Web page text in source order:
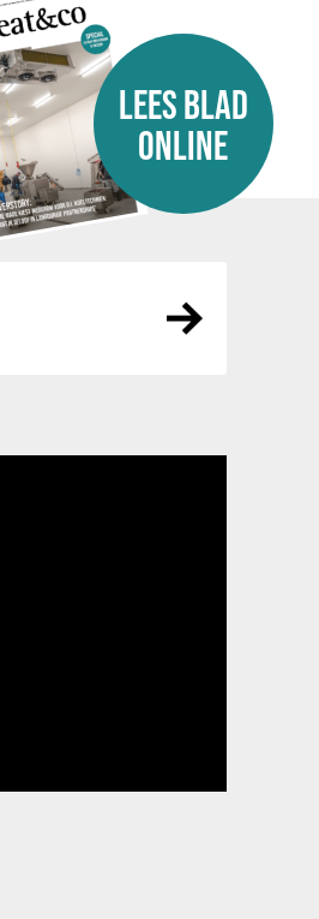
LEES BLAD
ONLINE